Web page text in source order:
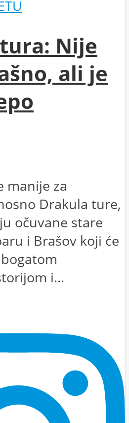
Nije
ali je
manije za
Drakula ture,
očuvane stare
i Brašov koji će
i...